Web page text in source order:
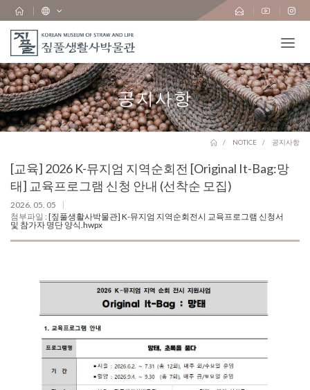
공지사항
NOTICE 공지사항
[교육] 2026 K-뮤지엄 지역순회전 [Original It-Bag:망
태] 교육프로그램 신청 안내 (선착순 모집)
2026. 05. 05
첨부파일 : [짚풀생활사박물관] K-뮤지엄 지역순회전시 교육프로그램 신청서
및 참가자 명단 양식.hwpx